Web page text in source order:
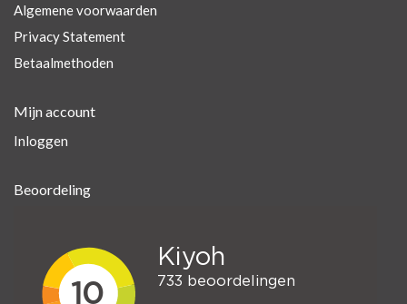
Algemene voorwaarden
Privacy Statement
Betaalmethoden
Mijn account
Inloggen
Beoordeling